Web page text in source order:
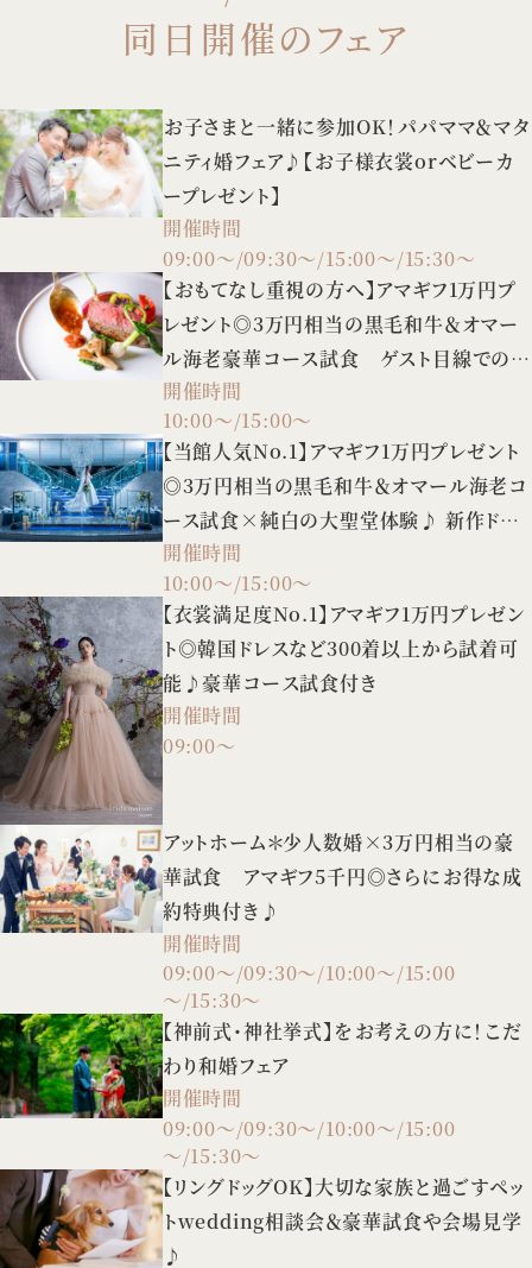
同日開催のフェア
お子さまと一緒に参加OK！パパママ＆マタ
ニティ婚フェア♪【お子様衣裳orベビーカ
ープレゼント】
開催時間
09:00～/09:30～/15:00～/15:30～
【おもてなし重視の方へ】アマギフ1万円プ
レゼント◎3万円相当の黒毛和牛＆オマー
ル海老豪華コース試食 ゲスト目線での会
場見学も♪
開催時間
10:00～/15:00～
【当館人気No.1】アマギフ1万円プレゼント
◎3万円相当の黒毛和牛＆オマール海老コ
ース試食×純白の大聖堂体験♪ 新作ドレ
スの試着や3タイプの会場案内など、憧れ
花嫁FULL体験BIGフェア！
開催時間
10:00～/15:00～
【衣裳満足度No.1】アマギフ1万円プレゼン
ト◎韓国ドレスなど300着以上から試着可
能♪豪華コース試食付き
開催時間
09:00～
アットホーム＊少人数婚×3万円相当の豪
華試食 アマギフ5千円◎さらにお得な成
約特典付き♪
開催時間
09:00～/09:30～/10:00～/15:00
～/15:30～
【神前式・神社挙式】をお考えの方に！こだ
わり和婚フェア
開催時間
09:00～/09:30～/10:00～/15:00
～/15:30～
【リングドッグOK】大切な家族と過ごすペッ
トwedding相談会＆豪華試食や会場見学
♪